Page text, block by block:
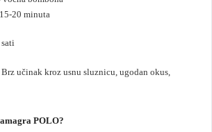
15-20 minuta
Brz učinak kroz usnu sluznicu, ugodan okus,
POLO?